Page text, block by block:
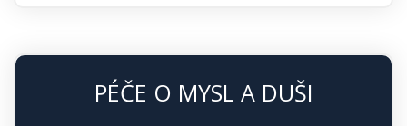
PÉČE O MYSL A DUŠI